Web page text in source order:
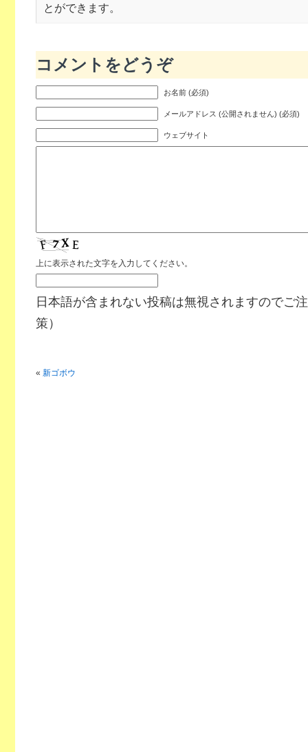
とができます。
コメントをどうぞ
お名前 (必須)
メールアドレス (公開されません) (必須)
ウェブサイト
上に表示された文字を入力してください。
日本語が含まれない投稿は無視されますのでご
策）
« 新ゴボウ